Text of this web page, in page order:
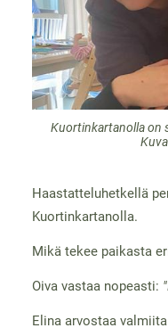
Kuortinkartanolla on
Haastatteluhetkellä
Kuortinkartanolla.
Mikä tekee paikasta
Oiva vastaa nopeasti:
Elina arvostaa